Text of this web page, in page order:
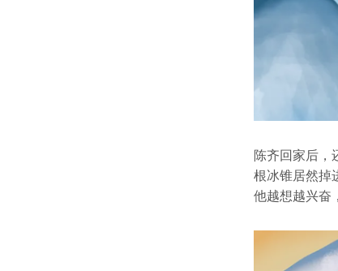
陈齐回家后，
根冰锥居然掉
他越想越兴奋